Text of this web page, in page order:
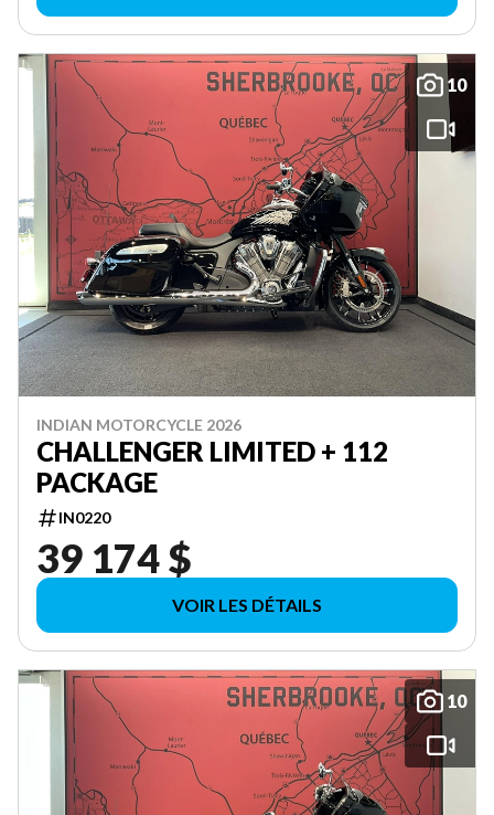
10
INDIAN MOTORCYCLE 2026
CHALLENGER LIMITED + 112
PACKAGE
IN0220
39 174 $
VOIR LES DÉTAILS
10